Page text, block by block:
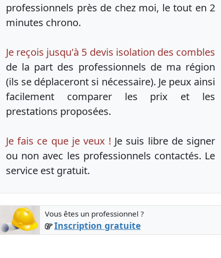
professionnels près de chez moi, le tout en 2
minutes chrono.
Je reçois jusqu'à 5 devis isolation des combles
de la part des professionnels de ma région
(ils se déplaceront si nécessaire). Je peux ainsi
facilement comparer les prix et les
prestations proposées.
Je fais ce que je veux ! Je suis libre de signer
ou non avec les professionnels contactés. Le
service est gratuit.
Vous êtes un professionnel ?
Inscription gratuite